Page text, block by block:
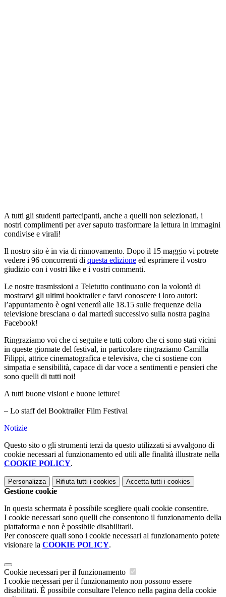
A tutti gli studenti partecipanti, anche a quelli non selezionati, i
nostri complimenti per aver saputo trasformare la lettura in immagini
condivise e virali!
Il nostro sito è in via di rinnovamento. Dopo il 15 maggio vi potrete
vedere i 96 concorrenti di questa edizione ed esprimere il vostro
giudizio con i vostri like e i vostri commenti.
Le nostre trasmissioni a Teletutto continuano con la volontà di
mostrarvi gli ultimi booktrailer e farvi conoscere i loro autori:
l’appuntamento è ogni venerdì alle 18.15 sulle frequenze della
televisione bresciana o dal martedì successivo sulla nostra pagina
Facebook!
Ringraziamo voi che ci seguite e tutti coloro che ci sono stati vicini
in queste giornate del festival, in particolare ringraziamo Camilla
Filippi, attrice cinematografica e televisiva, che ci sostiene con
simpatia e sensibilità, capace di dar voce a sentimenti e pensieri che
sono quelli di tutti noi!
A tutti buone visioni e buone letture!
– Lo staff del Booktrailer Film Festival
Notizie
Questo sito o gli strumenti terzi da questo utilizzati si avvalgono di
cookie necessari al funzionamento ed utili alle finalità illustrate nella
COOKIE POLICY.
Personalizza Rifiuta tutti i cookies Accetta tutti i cookies
Gestione cookie
In questa schermata è possibile scegliere quali cookie consentire.
I cookie necessari sono quelli che consentono il funzionamento della
piattaforma e non è possibile disabilitarli.
Per conoscere quali sono i cookie necessari al funzionamento potete
visionare la COOKIE POLICY.
Cookie necessari per il funzionamento
I cookie necessari per il funzionamento non possono essere
disabilitati. È possibile consultare l'elenco nella pagina della cookie